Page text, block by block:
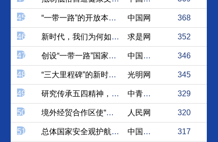
45 “一带一路”的开放本色彰显... 中国网 368
46 新时代，我们为何如此自信？ 求是网 352
47 创设“一带一路”国家比较劳... 中国社会科学网 346
48 “三大里程碑”的新时代启示 光明网 345
49 研究传承五四精神，激励广大... 中青在线 329
50 境外经贸合作区使“一带一路... 人民网 320
51 总体国家安全观护航中华民族... 中国社会科学网 317